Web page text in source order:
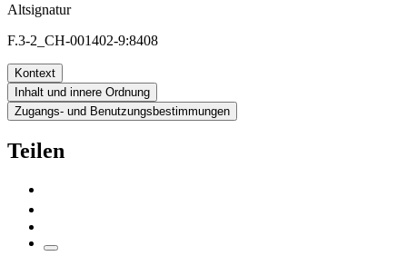
Altsignatur
F.3-2_CH-001402-9:8408
Kontext
Inhalt und innere Ordnung
Zugangs- und Benutzungsbestimmungen
Teilen